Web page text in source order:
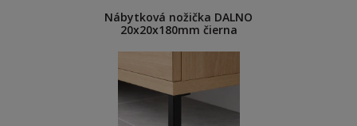
Nábytková nožička DALNO
20x20x180mm čierna